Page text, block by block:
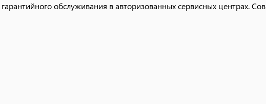
обслуживания в авторизованных сервисных центрах.